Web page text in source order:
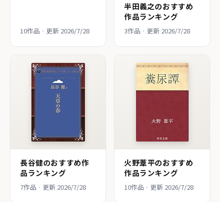
10作品 · 更新 2026/7/28
半田義之のおすすめ
作品ランキング
3作品 · 更新 2026/7/28
長谷健のおすすめ作
品ランキング
7作品 · 更新 2026/7/28
火野葦平のおすすめ
作品ランキング
10作品 · 更新 2026/7/28